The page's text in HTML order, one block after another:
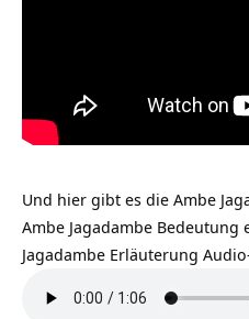
Und hier gibt es die Ambe
Ambe Jagadambe
Jagadambe Erläuterung